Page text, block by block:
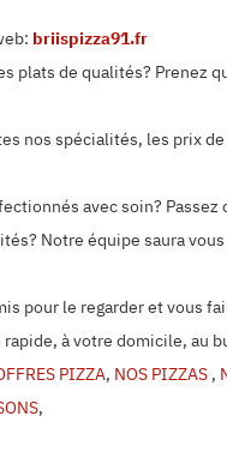
briispizza91.fr
plats de qualités? Prenez
nos spécialités, les prix
avec soin?
Notre équipe saura
pour le regarder et vous
à votre domicile, au
PIZZA, NOS PIZZAS ,
,